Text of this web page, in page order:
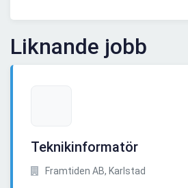
Liknande jobb
Teknikinformatör
Framtiden AB, Karlstad